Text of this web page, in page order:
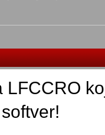
LFCCRO